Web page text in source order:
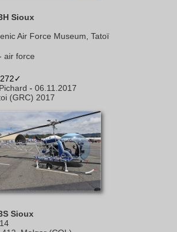
Sioux
Air Force Museum, Tatoï
air force
- 06.11.2017
(GRC) 2017
Sioux